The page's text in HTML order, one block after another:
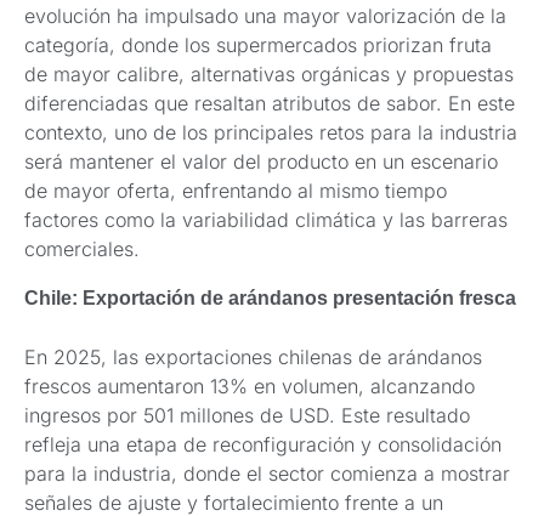
evolución ha impulsado una mayor valorización de la
categoría, donde los supermercados priorizan fruta
de mayor calibre, alternativas orgánicas y propuestas
diferenciadas que resaltan atributos de sabor. En este
contexto, uno de los principales retos para la industria
será mantener el valor del producto en un escenario
de mayor oferta, enfrentando al mismo tiempo
factores como la variabilidad climática y las barreras
comerciales.
Chile: Exportación de arándanos presentación fresca
En 2025, las exportaciones chilenas de arándanos
frescos aumentaron 13% en volumen, alcanzando
ingresos por 501 millones de USD. Este resultado
refleja una etapa de reconfiguración y consolidación
para la industria, donde el sector comienza a mostrar
señales de ajuste y fortalecimiento frente a un